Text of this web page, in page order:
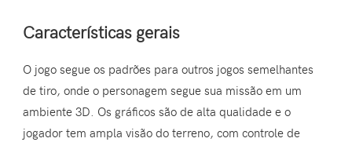
Características gerais
O jogo segue os padrões para outros jogos semelhantes
de tiro, onde o personagem segue sua missão em um
ambiente 3D. Os gráficos são de alta qualidade e o
jogador tem ampla visão do terreno, com controle de